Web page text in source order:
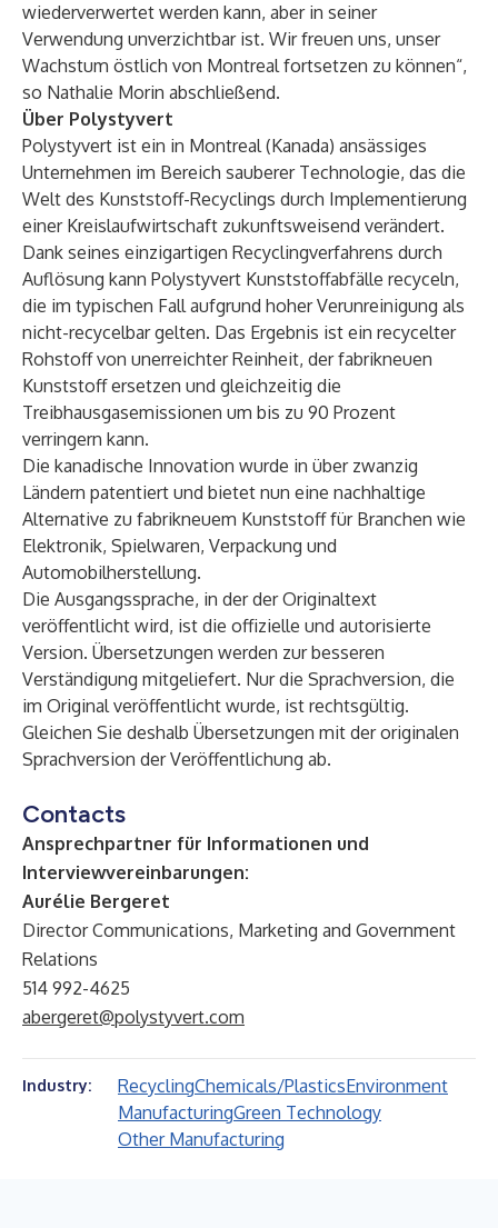
wiederverwertet werden kann, aber in seiner
Verwendung unverzichtbar ist. Wir freuen uns, unser
Wachstum östlich von Montreal fortsetzen zu können“,
so Nathalie Morin abschließend.
Über Polystyvert
Polystyvert ist ein in Montreal (Kanada) ansässiges
Unternehmen im Bereich sauberer Technologie, das die
Welt des Kunststoff-Recyclings durch Implementierung
einer Kreislaufwirtschaft zukunftsweisend verändert.
Dank seines einzigartigen Recyclingverfahrens durch
Auflösung kann Polystyvert Kunststoffabfälle recyceln,
die im typischen Fall aufgrund hoher Verunreinigung als
nicht-recycelbar gelten. Das Ergebnis ist ein recycelter
Rohstoff von unerreichter Reinheit, der fabrikneuen
Kunststoff ersetzen und gleichzeitig die
Treibhausgasemissionen um bis zu 90 Prozent
verringern kann.
Die kanadische Innovation wurde in über zwanzig
Ländern patentiert und bietet nun eine nachhaltige
Alternative zu fabrikneuem Kunststoff für Branchen wie
Elektronik, Spielwaren, Verpackung und
Automobilherstellung.
Die Ausgangssprache, in der der Originaltext
veröffentlicht wird, ist die offizielle und autorisierte
Version. Übersetzungen werden zur besseren
Verständigung mitgeliefert. Nur die Sprachversion, die
im Original veröffentlicht wurde, ist rechtsgültig.
Gleichen Sie deshalb Übersetzungen mit der originalen
Sprachversion der Veröffentlichung ab.
Contacts
Ansprechpartner für Informationen und
Interviewvereinbarungen:
Aurélie Bergeret
Director Communications, Marketing and Government
Relations
514 992-4625
abergeret@polystyvert.com
Industry: RecyclingChemicals/PlasticsEnvironment
ManufacturingGreen Technology
Other Manufacturing